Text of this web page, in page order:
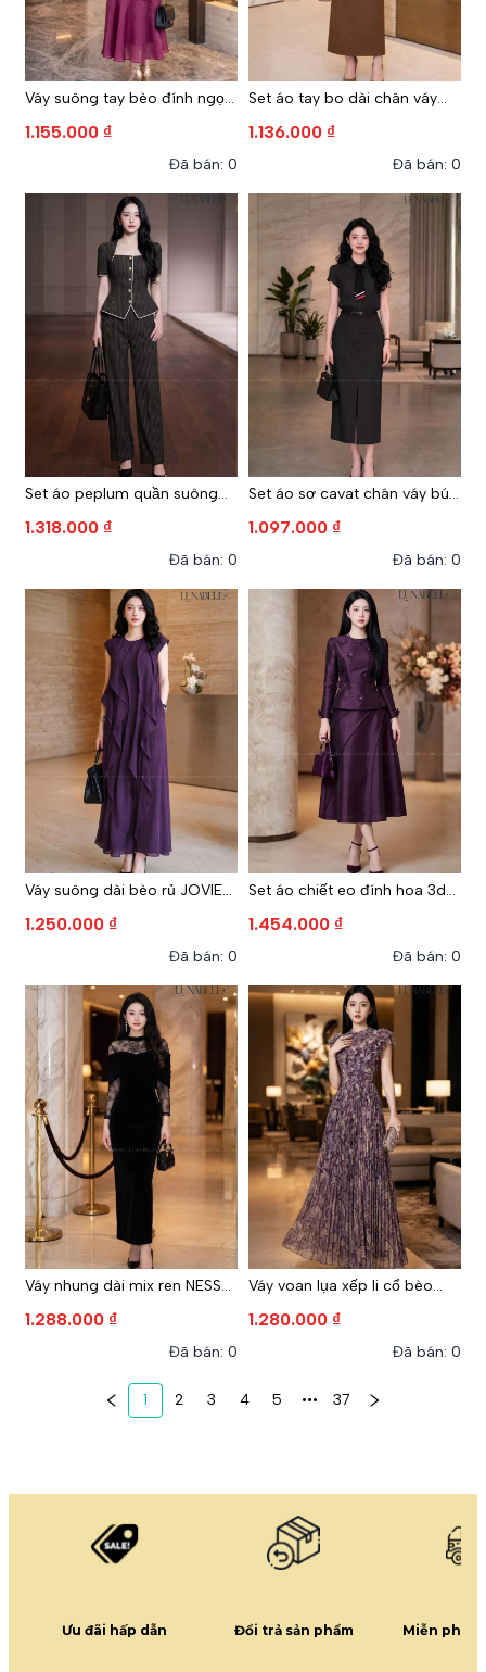
Váy suông tay bèo đính ngọc
PEGGY màu TÍM BERRY
1.155.000 ₫
Đã bán: 0
Set áo tay bo dài chân váy
bút chì ASTER màu NÂU
1.136.000 ₫
Đã bán: 0
Set áo peplum quần suông
OLYNE màu ĐEN
1.318.000 ₫
Đã bán: 0
Set áo sơ cavat chân váy bút
chì RUMI màu ĐEN
1.097.000 ₫
Đã bán: 0
Váy suông dài bèo rủ JOVIE
màu TÍM
1.250.000 ₫
Đã bán: 0
Set áo chiết eo đính hoa 3d
chân váy xoè HALEN màu TÍM
1.454.000 ₫
Đã bán: 0
Váy nhung dài mix ren NESSA
màu ĐEN
1.288.000 ₫
Đã bán: 0
Váy voan lụa xếp li cổ bèo
GREESA màu TÍM
1.280.000 ₫
Đã bán: 0
1 2 3 4 5 ••• 37
Ưu đãi hấp dẫn Đổi trả sản phẩm Miễn phí